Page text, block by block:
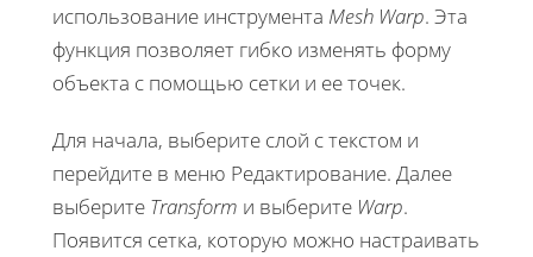
использование инструмента Mesh Warp. Эта
функция позволяет гибко изменять форму
объекта с помощью сетки и ее точек.
Для начала, выберите слой с текстом и
перейдите в меню Редактирование. Далее
выберите Transform и выберите Warp.
Появится сетка, которую можно настраивать